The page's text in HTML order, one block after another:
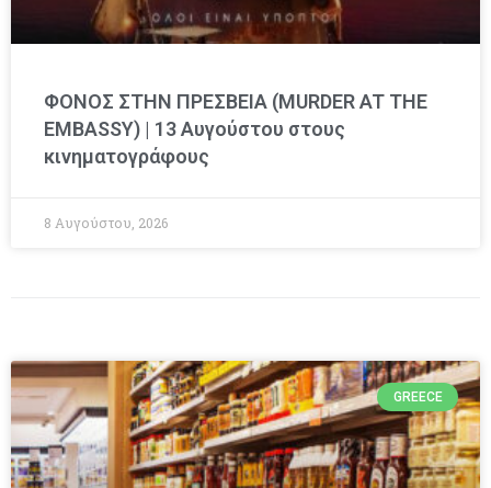
ΦΟΝΟΣ ΣΤΗΝ ΠΡΕΣΒΕΙΑ (MURDER AT THE
EMBASSY) | 13 Αυγούστου στους
κινηματογράφους
8 Αυγούστου, 2026
GREECE